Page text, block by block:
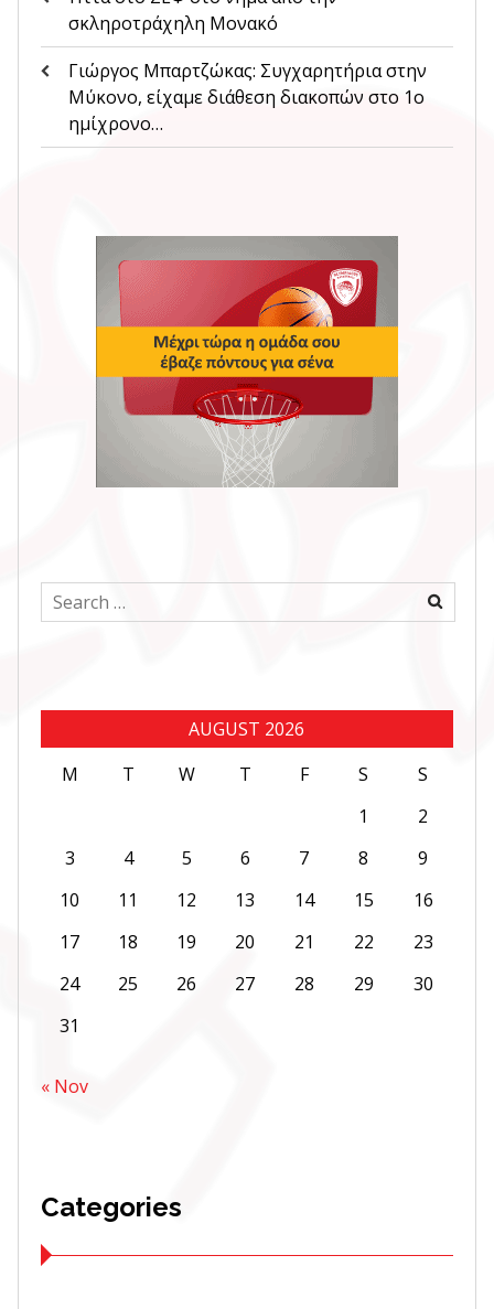
σκληροτράχηλη Μονακό
Γιώργος Μπαρτζώκας: Συγχαρητήρια στην
Μύκονο, είχαμε διάθεση διακοπών στο 1ο
ημίχρονο…
Search
for:
AUGUST 2026
M
T W T F S
S
1
2
3
4 5 6 7 8
9
10
11 12 13 14 15
16
17
18 19 20 21 22
23
24
25 26 27 28 29
30
31
« Nov
Categories